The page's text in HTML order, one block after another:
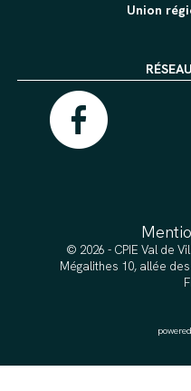
Union
© 2026 - CPIE Val de
Mégalithes 10, allée